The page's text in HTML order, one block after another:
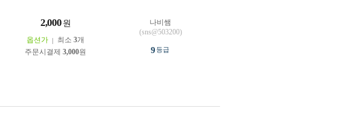
2,000 원
옵션가 최소 3개
주문시결제 3,000원
나비쌤
(sns@503200)
9등급